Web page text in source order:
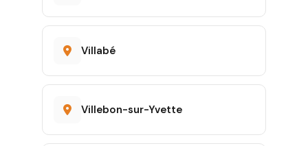
Villabé
Villebon-sur-Yvette